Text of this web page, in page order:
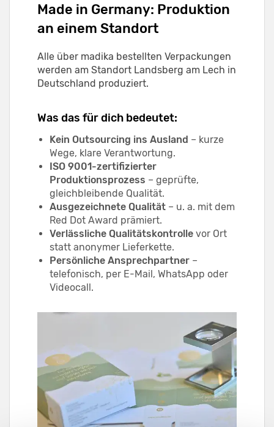
Made in Germany: Produktion
an einem Standort
Alle über madika bestellten Verpackungen
werden am Standort Landsberg am Lech in
Deutschland produziert.
Was das für dich bedeutet:
Kein Outsourcing ins Ausland – kurze
Wege, klare Verantwortung.
ISO 9001-zertifizierter
Produktionsprozess – geprüfte,
gleichbleibende Qualität.
Ausgezeichnete Qualität – u. a. mit dem
Red Dot Award prämiert.
Verlässliche Qualitätskontrolle vor Ort
statt anonymer Lieferkette.
Persönliche Ansprechpartner –
telefonisch, per E-Mail, WhatsApp oder
Videocall.